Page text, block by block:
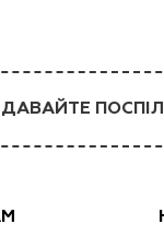
ДАВАЙТЕ